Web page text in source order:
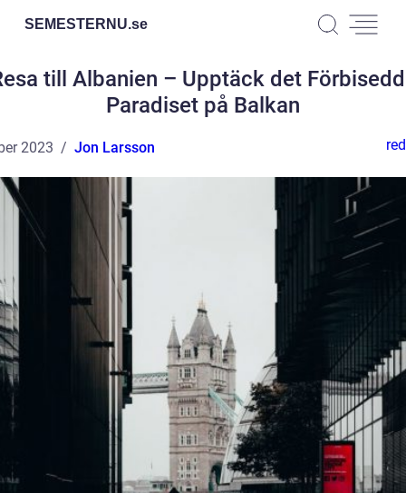
SEMESTERNU.se
till Albanien – Upptäck det
Paradiset på Balkan
2023 Jon Larsson